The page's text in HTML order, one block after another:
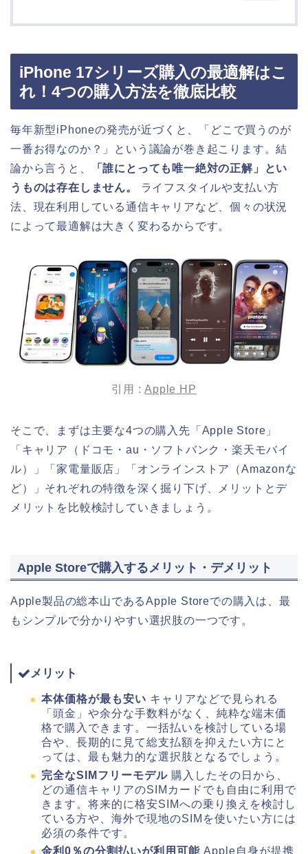
iPhone 17シリーズ購入の最適解はこ
れ！4つの購入方法を徹底比較
毎年新型iPhoneの発売が近づくと、「どこで買うのが
一番お得なのか？」という議論が巻き起こります。結
論から言うと、
「誰にとっても唯一絶対の正解」とい
うものは存在しません。
ライフスタイルや支払い方
法、現在利用している通信キャリアなど、個々の状況
によって最適解は大きく変わるからです。
引用 :Apple HP
そこで、まずは主要な4つの購入先「Apple Store」
「キャリア（ドコモ・au・ソフトバンク・楽天モバイ
ル）」「家電量販店」「オンラインストア（Amazonな
ど）」それぞれの特徴を深く掘り下げ、メリットとデ
メリットを比較検討していきましょう。
Apple Storeで購入するメリット・デメリット
Apple製品の総本山であるApple Storeでの購入は、最
もシンプルで分かりやすい選択肢の一つです。
メリット
本体価格が最も安い キャリアなどで見られる
「頭金」や余分な手数料がなく、純粋な端末価
格で購入できます。一括払いを検討している場
合や、長期的に見て総支払額を抑えたい方にと
っては、最も魅力的な選択肢となるでしょう。
完全なSIMフリーモデル 購入したその日から、
どの通信キャリアのSIMカードでも自由に利用で
きます。将来的に格安SIMへの乗り換えを検討し
ている方や、海外で現地のSIMを使いたい方には
必須の条件です。
金利0％の分割払いが利用可能 Apple自身が提携